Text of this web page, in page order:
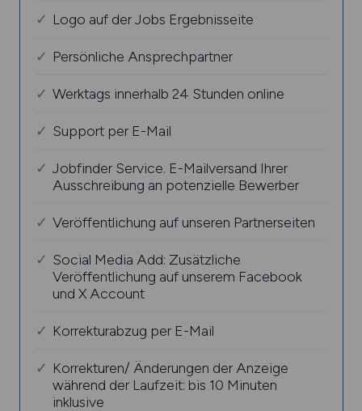
Logo auf der Jobs Ergebnisseite
Persönliche Ansprechpartner
Werktags innerhalb 24 Stunden online
Support per E-Mail
Jobfinder Service. E-Mailversand Ihrer
Ausschreibung an potenzielle Bewerber
Veröffentlichung auf unseren Partnerseiten
Social Media Add: Zusätzliche
Veröffentlichung auf unserem Facebook
und X Account
Korrekturabzug per E-Mail
Korrekturen/ Änderungen der Anzeige
während der Laufzeit: bis 10 Minuten
inklusive